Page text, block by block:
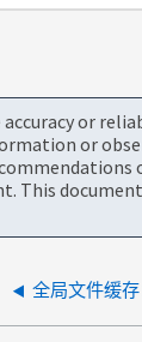
or
or